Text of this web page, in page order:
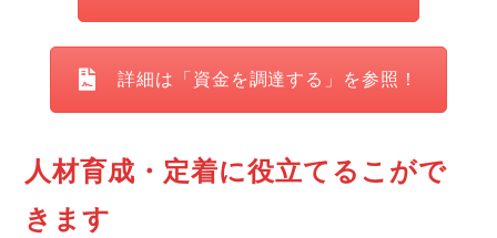
詳細は「資金を調達する」を参照！
人材育成・定着に役立てるこがで
きます